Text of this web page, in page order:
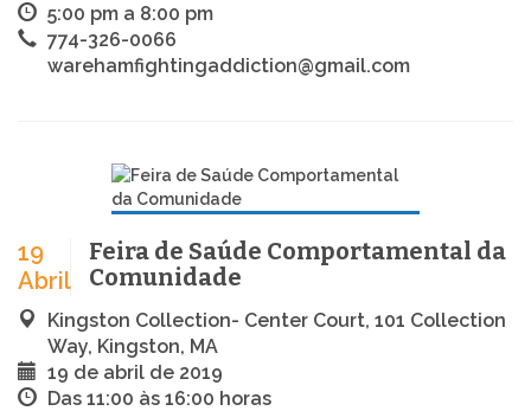
5:00 pm a 8:00 pm
774-326-0066
warehamfightingaddiction@gmail.com
19
Abril
Feira de Saúde Comportamental da
Comunidade
Kingston Collection- Center Court, 101 Collection
Way, Kingston, MA
19 de abril de 2019
Das 11:00 às 16:00 horas